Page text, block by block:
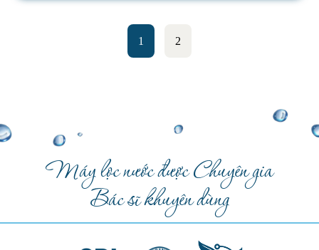
1 2
Máy lọc nước được Chuyên gia
Bác sĩ khuyên dùng